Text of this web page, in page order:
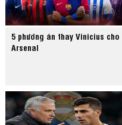
5 phương án thay Vinicius cho
Arsenal